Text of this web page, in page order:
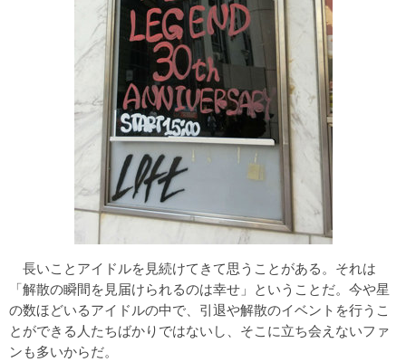
長いことアイドルを見続けてきて思うことがある。それは
「解散の瞬間を見届けられるのは幸せ」ということだ。今や星
の数ほどいるアイドルの中で、引退や解散のイベントを行うこ
とができる人たちばかりではないし、そこに立ち会えないファ
ンも多いからだ。